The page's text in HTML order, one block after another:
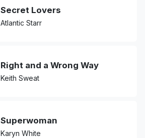
Secret Lovers
Atlantic Starr
Right and a Wrong Way
Keith Sweat
Superwoman
Karyn White